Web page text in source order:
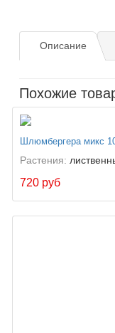
Описание
Похожие
Шлюмбергера микс
Растения:
720 руб